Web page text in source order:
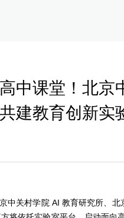
中课堂！北京
建教育创新实
中关村学院 AI 教育研究所、